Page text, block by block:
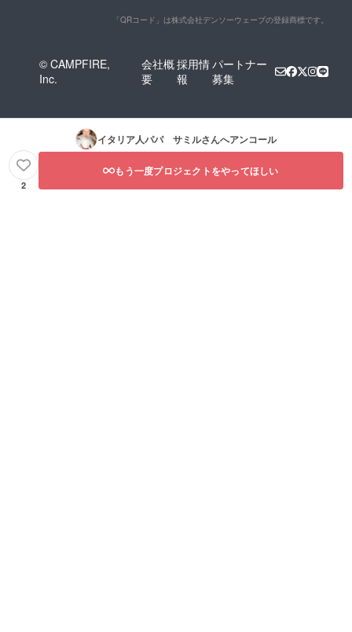
「QRコード」は株式会社デンソーウェーブの登録商標です。
© CAMPFIRE,
Inc.
会社概
要
採用情
報
パートナー
募集
イタリア人パパ サミルさんへアンコール
2
もう一度プロジェクトをやってほしい